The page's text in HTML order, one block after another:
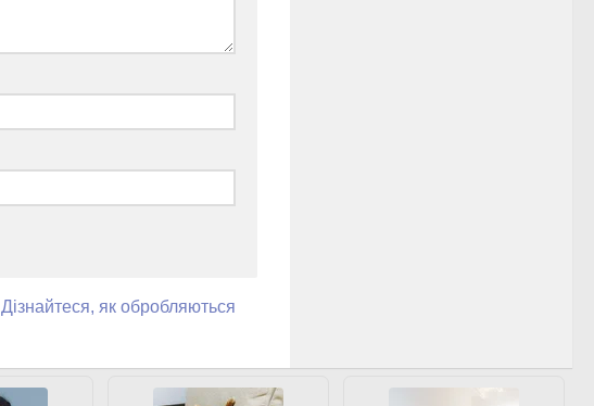
Дізнайтеся, як обробляються